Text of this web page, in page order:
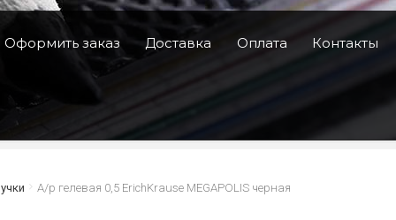
Оформить заказ Доставка Оплата Контакты
А/р гелевая 0,5 ErichKrause MEGAPOLIS черная